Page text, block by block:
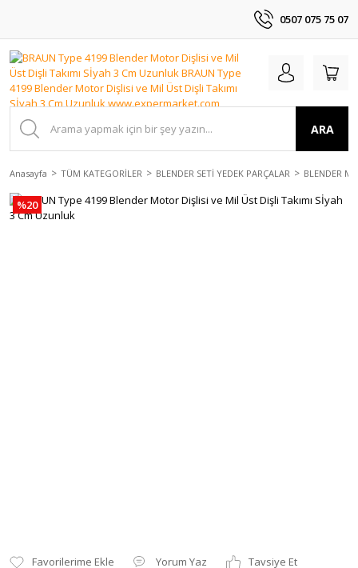
0507 075 75 07
ARA
Anasayfa TÜM KATEGORİLER BLENDER SETİ YEDEK PARÇALAR BLENDER
%20
Yorum Yaz
Tavsiye Et